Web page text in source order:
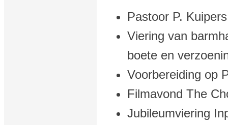
Pastoor P.
Viering van
boete en
Voorbereiding op
Filmavond The
Jubileumviering